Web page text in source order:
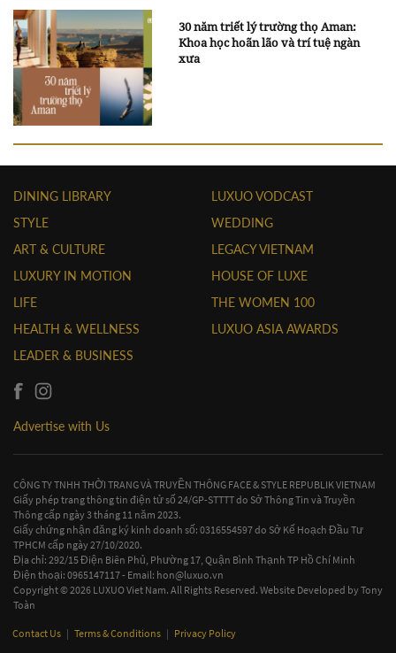
30 năm triết lý trường thọ Aman:
Khoa học hoãn lão và trí tuệ ngàn
xưa
DINING LIBRARY
STYLE
ART & CULTURE
LUXURY IN MOTION
LIFE
HEALTH & WELLNESS
LEADER & BUSINESS
LUXUO VODCAST
WEDDING
LEGACY VIETNAM
HOUSE OF LUXE
THE WOMEN 100
LUXUO ASIA AWARDS
Advertise with Us
CÔNG TY TNHH THỜI TRANG VÀ TRUYỀN THÔNG FACE & STYLE REPUBLIK VIETNAM
Giấy phép trang thông tin điện tử số 24/GP-STTTT do Sở Thông Tin và Truyền
Thông cấp ngày 3 tháng 11 năm 2023.
Giấy chứng nhận đăng ký kinh doanh số: 0316554597 do Sở Kế Hoạch Đầu Tư
TPHCM cấp ngày 27/10/2020.
Địa chỉ: 292/15 Điện Biên Phủ, Phường 17, Quận Bình Thạnh TP Hồ Chí Minh
Điện thoại: 0965147117 - Email: hon@luxuo.vn
Copyright © 2026 LUXUO Viet Nam. All Rights Reserved. Website Developed byTony
Toàn
Contact Us | Terms & Conditions | Privacy Policy